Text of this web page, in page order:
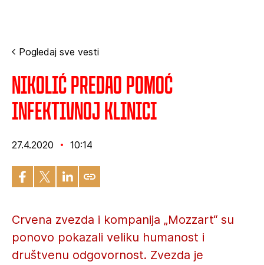
Pogledaj sve vesti
Nikolić predao pomoć
Infektivnoj klinici
27.4.2020 10:14
Crvena zvezda i kompanija „Mozzart“ su
ponovo pokazali veliku humanost i
društvenu odgovornost. Zvezda je